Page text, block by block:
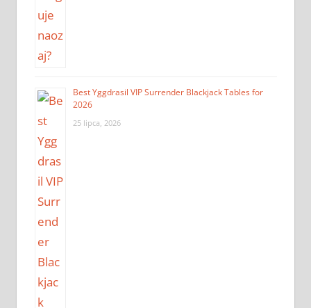
Best Yggdrasil VIP Surrender Blackjack Tables for
2026
25 lipca, 2026